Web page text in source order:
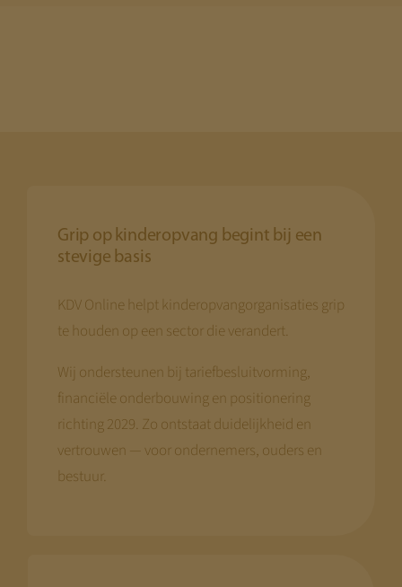
Grip op kinderopvang begint bij een
stevige basis
KDV Online helpt kinderopvangorganisaties grip
te houden op een sector die verandert.
Wij ondersteunen bij tariefbesluitvorming,
financiële onderbouwing en positionering
richting 2029. Zo ontstaat duidelijkheid en
vertrouwen — voor ondernemers, ouders en
bestuur.